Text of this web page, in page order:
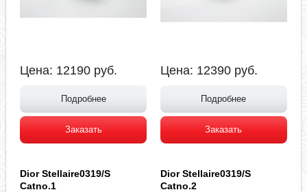
Цена: 12190 руб.
Подробнее
Заказать
Цена: 12390 руб.
Подробнее
Заказать
Dior Stellaire0319/S
Catno.1
Dior Stellaire0319/S
Catno.2